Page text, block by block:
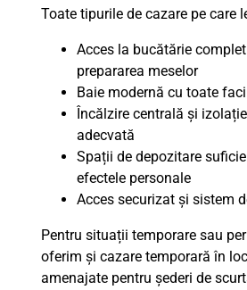
Toate tipurile de cazare pe care
Acces la bucătărie
prepararea meselor
Baie modernă cu toate
Încălzire centrală și
adecvată
Spații de depozitare
efectele personale
Acces securizat și sistem
Pentru situații temporare sau
oferim și cazare temporară în
amenajate pentru șederi de